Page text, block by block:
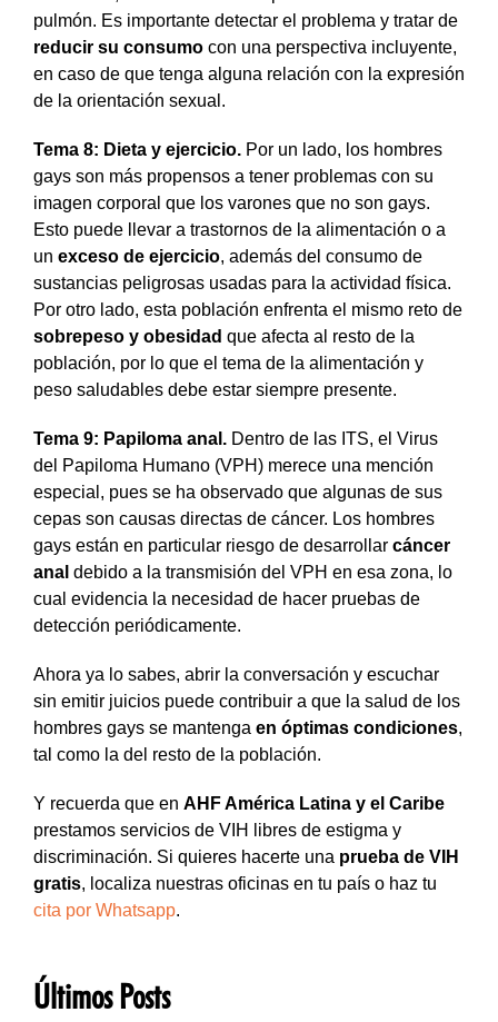
pulmón. Es importante detectar el problema y tratar de
reducir su consumo con una perspectiva incluyente,
en caso de que tenga alguna relación con la expresión
de la orientación sexual.
Tema 8: Dieta y ejercicio. Por un lado, los hombres
gays son más propensos a tener problemas con su
imagen corporal que los varones que no son gays.
Esto puede llevar a trastornos de la alimentación o a
un exceso de ejercicio, además del consumo de
sustancias peligrosas usadas para la actividad física.
Por otro lado, esta población enfrenta el mismo reto de
sobrepeso y obesidad que afecta al resto de la
población, por lo que el tema de la alimentación y
peso saludables debe estar siempre presente.
Tema 9: Papiloma anal. Dentro de las ITS, el Virus
del Papiloma Humano (VPH) merece una mención
especial, pues se ha observado que algunas de sus
cepas son causas directas de cáncer. Los hombres
gays están en particular riesgo de desarrollar cáncer
anal debido a la transmisión del VPH en esa zona, lo
cual evidencia la necesidad de hacer pruebas de
detección periódicamente.
Ahora ya lo sabes, abrir la conversación y escuchar
sin emitir juicios puede contribuir a que la salud de los
hombres gays se mantenga en óptimas condiciones,
tal como la del resto de la población.
Y recuerda que en AHF América Latina y el Caribe
prestamos servicios de VIH libres de estigma y
discriminación. Si quieres hacerte una prueba de VIH
gratis, localiza nuestras oficinas en tu país o haz tu
cita por Whatsapp.
Últimos Posts